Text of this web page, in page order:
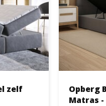
zelf
Opberg
Matras